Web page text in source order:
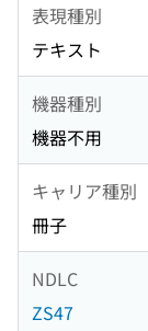
表現種別
テキスト
機器種別
機器不用
キャリア種別
冊子
NDLC
ZS47